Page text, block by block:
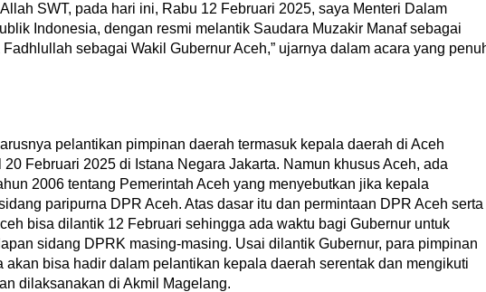
SWT, pada hari ini, Rabu 12 Februari 2025, saya Menteri Dalam
Indonesia, dengan resmi melantik Saudara Muzakir Manaf sebagai
sebagai Wakil Gubernur Aceh,” ujarnya dalam acara yang
pelantikan pimpinan daerah termasuk kepala daerah di Aceh
Februari 2025 di Istana Negara Jakarta. Namun khusus Aceh, ada
2006 tentang Pemerintah Aceh yang menyebutkan jika kepala
paripurna DPR Aceh. Atas dasar itu dan permintaan DPR Aceh serta
bisa dilantik 12 Februari sehingga ada waktu bagi Gubernur untuk
sidang DPRK masing-masing. Usai dilantik Gubernur, para pimpinan
akan bisa hadir dalam pelantikan kepala daerah serentak dan mengikuti
dilaksanakan di Akmil Magelang.